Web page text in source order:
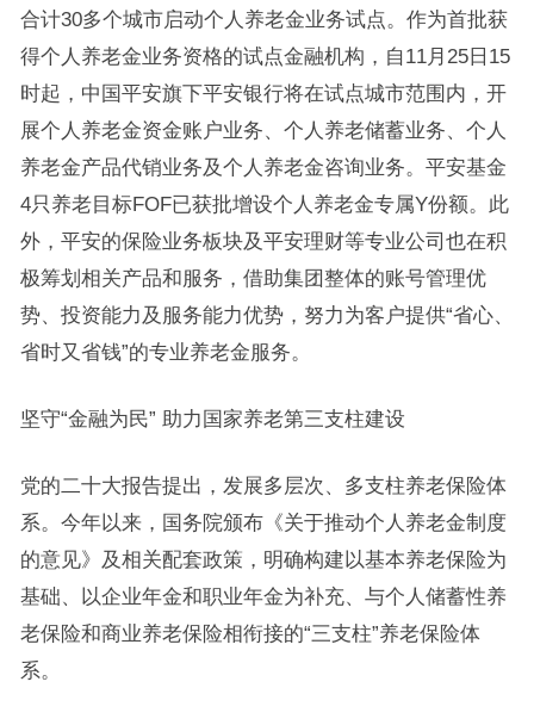
合计30多个城市启动个人养老金业务试点。作为首批获
得个人养老金业务资格的试点金融机构，自11月25日15
时起，中国平安旗下平安银行将在试点城市范围内，开
展个人养老金资金账户业务、个人养老储蓄业务、个人
养老金产品代销业务及个人养老金咨询业务。平安基金
4只养老目标FOF已获批增设个人养老金专属Y份额。此
外，平安的保险业务板块及平安理财等专业公司也在积
极筹划相关产品和服务，借助集团整体的账号管理优
势、投资能力及服务能力优势，努力为客户提供“省心、
省时又省钱”的专业养老金服务。
坚守“金融为民” 助力国家养老第三支柱建设
党的二十大报告提出，发展多层次、多支柱养老保险体
系。今年以来，国务院颁布《关于推动个人养老金制度
的意见》及相关配套政策，明确构建以基本养老保险为
基础、以企业年金和职业年金为补充、与个人储蓄性养
老保险和商业养老保险相衔接的“三支柱”养老保险体
系。